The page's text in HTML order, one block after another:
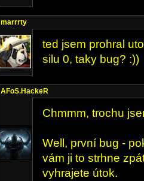
marrrty
ted jsem prohral
silu 0, taky bug? :))
AFoS.HackeR
Chmmm, trochu
Well, první bug -
vám ji to strhne
vyhrajete útok.